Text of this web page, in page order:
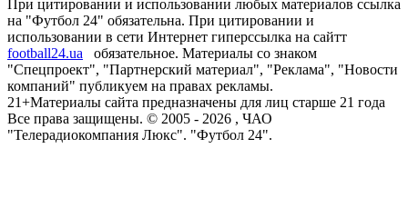
При цитировании и использовании любых материалов ссылка
на "Футбол 24" обязательна. При цитировании и
использовании в сети Интернет гиперссылка на сайтт
football24.ua
обязательное. Материалы со знаком
"Спецпроект", "Партнерский материал", "Реклама", "Новости
компаний" публикуем на правах рекламы.
21+Материалы сайта предназначены для лиц старше 21 года
Все права защищены. © 2005 - 2026 , ЧАО
"Телерадиокомпания Люкс". "Футбол 24".